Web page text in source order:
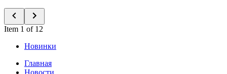
Item 1 of 12
Новинки
Главная
Новости